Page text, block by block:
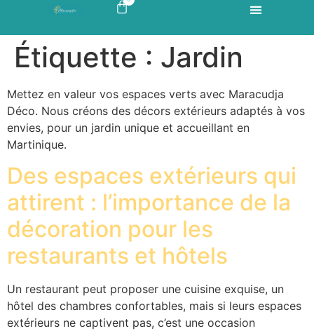
Étiquette : Jardin
Mettez en valeur vos espaces verts avec Maracudja
Déco. Nous créons des décors extérieurs adaptés à vos
envies, pour un jardin unique et accueillant en
Martinique.
Des espaces extérieurs qui
attirent : l’importance de la
décoration pour les
restaurants et hôtels
Un restaurant peut proposer une cuisine exquise, un
hôtel des chambres confortables, mais si leurs espaces
extérieurs ne captivent pas, c’est une occasion